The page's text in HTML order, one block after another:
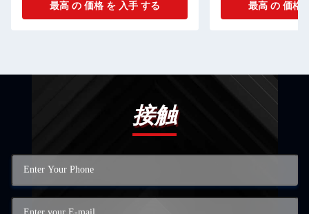
最高 の 価格 を 入手 する 最高 の 価格
接触